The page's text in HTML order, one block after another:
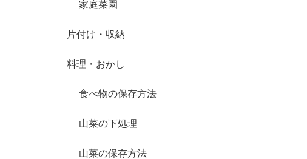
家庭菜園
片付け・収納
料理・おかし
食べ物の保存方法
山菜の下処理
山菜の保存方法